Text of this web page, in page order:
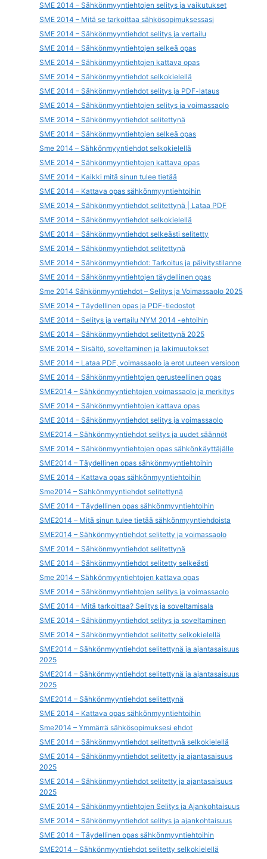
SME 2014 – Sähkönmyyntiehtojen selitys ja vaikutukset
SME 2014 – Mitä se tarkoittaa sähkösopimuksessasi
SME 2014 – Sähkönmyyntiehdot selitys ja vertailu
SME 2014 – Sähkönmyyntiehtojen selkeä opas
SME 2014 – Sähkönmyyntiehtojen kattava opas
SME 2014 – Sähkönmyyntiehdot selkokielellä
SME 2014 – Sähkönmyyntiehdot selitys ja PDF-lataus
SME 2014 – Sähkönmyyntiehtojen selitys ja voimassaolo
SME 2014 – Sähkönmyyntiehdot selitettynä
SME 2014 – Sähkönmyyntiehtojen selkeä opas
Sme 2014 – Sähkönmyyntiehdot selkokielellä
SME 2014 – Sähkönmyyntiehtojen kattava opas
SME 2014 – Kaikki mitä sinun tulee tietää
SME 2014 – Kattava opas sähkönmyyntiehtoihin
SME 2014 – Sähkönmyyntiehdot selitettynä | Lataa PDF
SME 2014 – Sähkönmyyntiehdot selkokielellä
SME 2014 – Sähkönmyyntiehdot selkeästi selitetty
SME 2014 – Sähkönmyyntiehdot selitettynä
SME 2014 – Sähkönmyyntiehdot: Tarkoitus ja päivitystilanne
SME 2014 – Sähkönmyyntiehtojen täydellinen opas
Sme 2014 Sähkönmyyntiehdot – Selitys ja Voimassaolo 2025
SME 2014 – Täydellinen opas ja PDF-tiedostot
SME 2014 – Selitys ja vertailu NYM 2014 -ehtoihin
SME 2014 – Sähkönmyyntiehdot selitettynä 2025
SME 2014 – Sisältö, soveltaminen ja lakimuutokset
SME 2014 – Lataa PDF, voimassaolo ja erot uuteen versioon
SME 2014 – Sähkönmyyntiehtojen perusteellinen opas
SME2014 – Sähkönmyyntiehtojen voimassaolo ja merkitys
SME 2014 – Sähkönmyyntiehtojen kattava opas
SME 2014 – Sähkönmyyntiehdot selitys ja voimassaolo
SME2014 – Sähkönmyyntiehdot selitys ja uudet säännöt
SME 2014 – Sähkönmyyntiehtojen opas sähkönkäyttäjälle
SME2014 – Täydellinen opas sähkönmyyntiehtoihin
SME 2014 – Kattava opas sähkönmyyntiehtoihin
Sme2014 – Sähkönmyyntiehdot selitettynä
SME 2014 – Täydellinen opas sähkönmyyntiehtoihin
SME2014 – Mitä sinun tulee tietää sähkönmyyntiehdoista
SME2014 – Sähkönmyyntiehdot selitetty ja voimassaolo
SME 2014 – Sähkönmyyntiehdot selitettynä
SME 2014 – Sähkönmyyntiehdot selitetty selkeästi
Sme 2014 – Sähkönmyyntiehtojen kattava opas
SME 2014 – Sähkönmyyntiehtojen selitys ja voimassaolo
SME 2014 – Mitä tarkoittaa? Selitys ja soveltamisala
SME 2014 – Sähkönmyyntiehdot selitys ja soveltaminen
SME 2014 – Sähkönmyyntiehdot selitetty selkokielellä
SME2014 – Sähkönmyyntiehdot selitettynä ja ajantasaisuus
2025
SME2014 – Sähkönmyyntiehdot selitettynä ja ajantasaisuus
2025
SME2014 – Sähkönmyyntiehdot selitettynä
SME 2014 – Kattava opas sähkönmyyntiehtoihin
Sme2014 – Ymmärrä sähkösopimuksesi ehdot
SME 2014 – Sähkönmyyntiehdot selitettynä selkokielellä
SME 2014 – Sähkönmyyntiehdot selitetty ja ajantasaisuus
2025
SME 2014 – Sähkönmyyntiehdot selitetty ja ajantasaisuus
2025
SME 2014 – Sähkönmyyntiehtojen Selitys ja Ajankohtaisuus
SME 2014 – Sähkönmyyntiehdot selitys ja ajankohtaisuus
SME 2014 – Täydellinen opas sähkönmyyntiehtoihin
SME2014 – Sähkönmyyntiehdot selitetty selkokielellä